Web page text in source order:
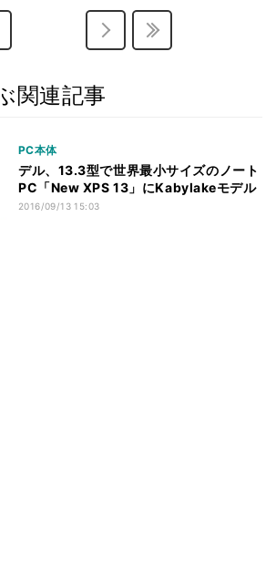
関連記事
PC本体
デル、13.3型で世界最小サイズのノート
PC「New XPS 13」にKabylakeモデル
2016/09/13 15:03